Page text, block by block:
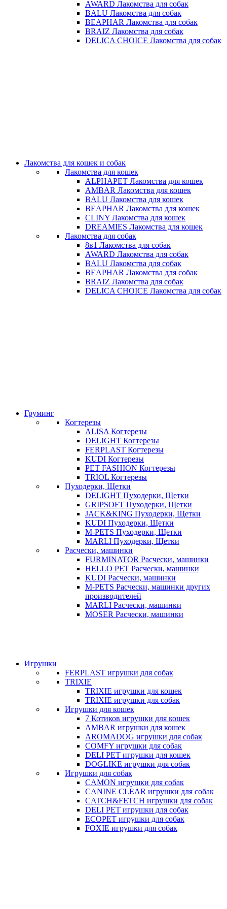
AWARD Лакомства для собак
BALU Лакомства для собак
BEAPHAR Лакомства для собак
BRAIZ Лакомства для собак
DELICA CHOICE Лакомства для собак
Лакомства для кошек и собак
Лакомства для кошек
ALPHAPET Лакомства для кошек
AMBAR Лакомства для кошек
BALU Лакомства для кошек
BEAPHAR Лакомства для кошек
CLINY Лакомства для кошек
DREAMIES Лакомства для кошек
Лакомства для собак
8в1 Лакомства для собак
AWARD Лакомства для собак
BALU Лакомства для собак
BEAPHAR Лакомства для собак
BRAIZ Лакомства для собак
DELICA CHOICE Лакомства для собак
Груминг
Когтерезы
ALISA Когтерезы
DELIGHT Когтерезы
FERPLAST Когтерезы
KUDI Когтерезы
PET FASHION Когтерезы
TRIOL Когтерезы
Пуходерки, Щетки
DELIGHT Пуходерки, Щетки
GRIPSOFT Пуходерки, Щетки
JACK&KING Пуходерки, Щетки
KUDI Пуходерки, Щетки
M-PETS Пуходерки, Щетки
MARLI Пуходерки, Щетки
Расчески, машинки
FURMINATOR Расчески, машинки
HELLO PET Расчески, машинки
KUDI Расчески, машинки
M-PETS Расчески, машинки других
производителей
MARLI Расчески, машинки
MOSER Расчески, машинки
Игрушки
FERPLAST игрушки для собак
TRIXIE
TRIXIE игрушки для кошек
TRIXIE игрушки для собак
Игрушки для кошек
7 Котиков игрушки для кошек
AMBAR игрушки для кошек
AROMADOG игрушки для собак
COMFY игрушки для собак
DELI PET игрушки для кошек
DOGLIKE игрушки для собак
Игрушки для собак
CAMON игрушки для собак
CANINE CLEAR игрушки для собак
CATCH&FETCH игрушки для собак
DELI PET игрушки для собак
ECOPET игрушки для собак
FOXIE игрушки для собак